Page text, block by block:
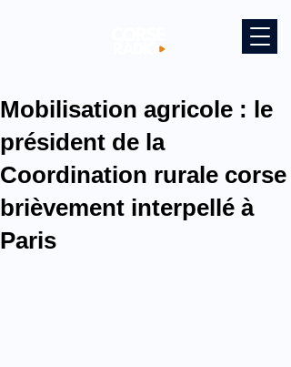
Mobilisation agricole : le
président de la
Coordination rurale corse
brièvement interpellé à
Paris